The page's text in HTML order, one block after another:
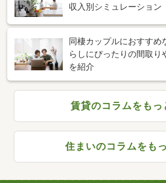
収入別シミュレーション
同棲カップルにおすすめ
らしにぴったりの間取り
を紹介
賃貸のコラムをもっ
住まいのコラムをも